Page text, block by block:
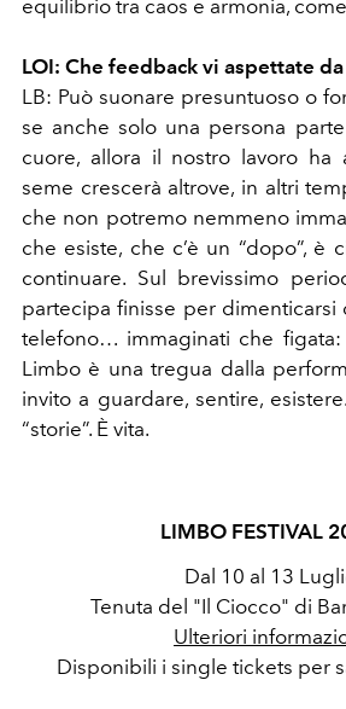
equilibrio tra caos e armonia,
LOI: Che feedback vi aspettate
LB: Può suonare presuntuoso o
se anche solo una persona
cuore, allora il nostro lavoro ha
seme crescerà altrove, in altri
che non potremo nemmeno
che esiste, che c’è un “dopo”, è
continuare. Sul brevissimo
partecipa finisse per dimenticarsi
telefono… immaginati che figata:
Limbo è una tregua dalla
invito a guardare, sentire,
“storie”. È vita.
LIMBO FESTIVAL
Dal 10 al 13
Tenuta del "Il Ciocco" di
Ulteriori
Disponibili i single tickets per